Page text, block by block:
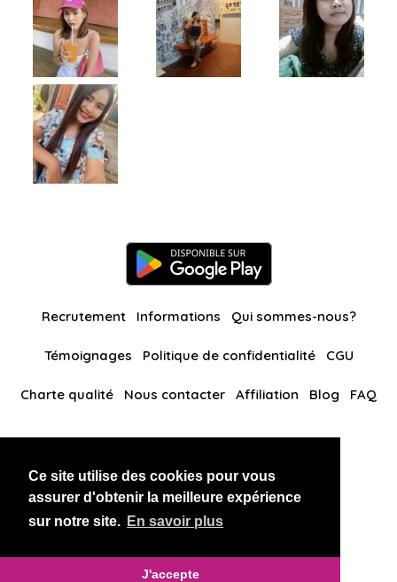
Ce site utilise des cookies pour vous
assurer d'obtenir la meilleure expérience
sur notre site. En savoir plus
J'accepte
Recrutement Informations Qui sommes-nous?
Témoignages Politique de confidentialité CGU
Charte qualité Nous contacter Affiliation Blog FAQ
BlackAndBeauties RussianKisses